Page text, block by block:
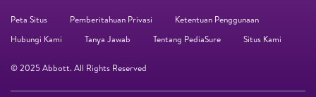
Peta Situs Pemberitahuan Privasi
Ketentuan Penggunaan
Hubungi Kami
Tanya Jawab Tentang PediaSure Situs Kami
© 2025 Abbott. All Rights Reserved